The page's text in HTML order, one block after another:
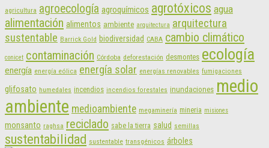
agricultura agroecología agroquímicos agrotóxicos agua
alimentación alimentos ambiente arquitectura arquitectura
sustentable Barrick Gold biodiversidad CABA cambio climático
conicet contaminación Córdoba deforestación desmontes ecología
energía energía eólica energía solar energías renovables fumigaciones
glifosato humedales incendios incendios forestales inundaciones medio
ambiente medioambiente megaminería mineria misiones
monsanto raghsa reciclado sabe la tierra salud semillas
sustentabilidad sustentable transgénicos árboles